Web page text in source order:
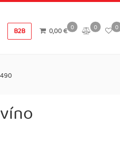
0
0,00 € 0 0
B2B